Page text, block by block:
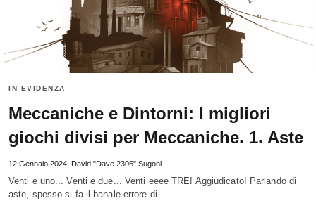
IN EVIDENZA
Meccaniche e Dintorni: I migliori
giochi divisi per Meccaniche. 1. Aste
12 Gennaio 2024 David "Dave 2306" Sugoni
Venti e uno... Venti e due... Venti eeee TRE! Aggiudicato! Parlando di
aste, spesso si fa il banale errore di…